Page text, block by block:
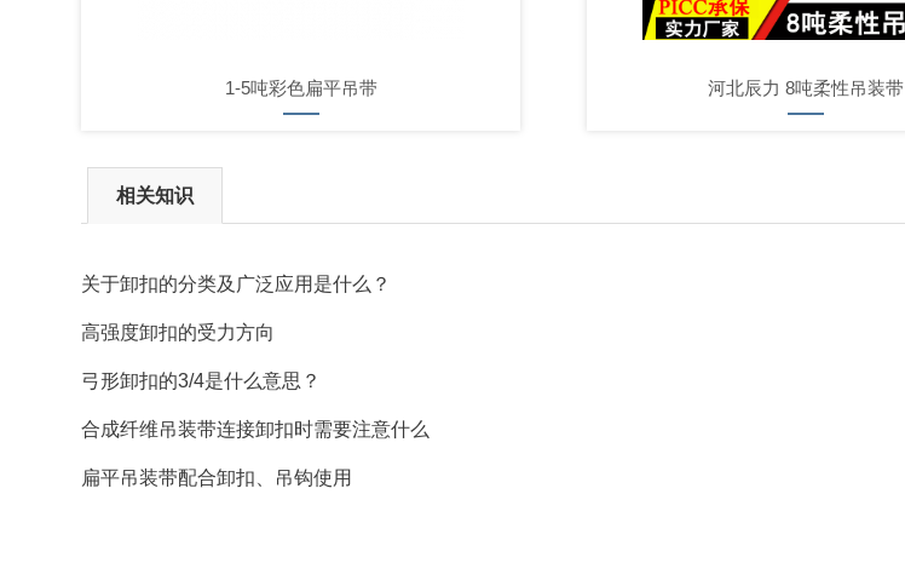
1-5吨彩色扁平吊带 河北辰力 8吨柔性吊装带
相关知识
关于卸扣的分类及广泛应用是什么？
高强度卸扣的受力方向
弓形卸扣的3/4是什么意思？
合成纤维吊装带连接卸扣时需要注意什么
扁平吊装带配合卸扣、吊钩使用